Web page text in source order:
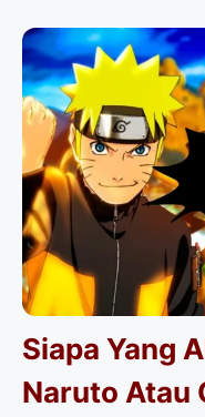
Siapa Yang
Naruto Atau